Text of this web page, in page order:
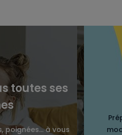
toutes ses
poignées... à vous